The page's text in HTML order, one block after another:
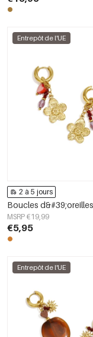
Entrepôt de l'UE
2 à 5 jours
MSRP €19,99
€5,95
Entrepôt de l'UE